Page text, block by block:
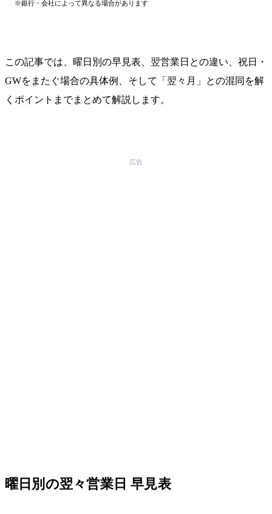
※銀行・会社によって異なる場合があります
この記事では、曜日別の早見表、翌営業日との違い、祝日・
GWをまたぐ場合の具体例、そして「翌々月」との混同を解
くポイントまでまとめて解説します。
広告
曜日別の翌々営業日 早見表